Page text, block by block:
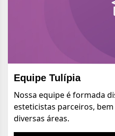
Equipe Tulípia
Nossa equipe é formada
esteticistas parceiros,
diversas áreas.